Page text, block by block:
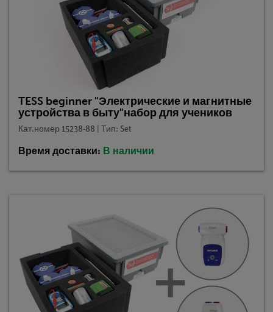
TESS beginner "Электрические и магнитные
устройства в быту"набор для учеников
Кат.номер 15238-88 | Тип: Set
Время доставки: В наличии